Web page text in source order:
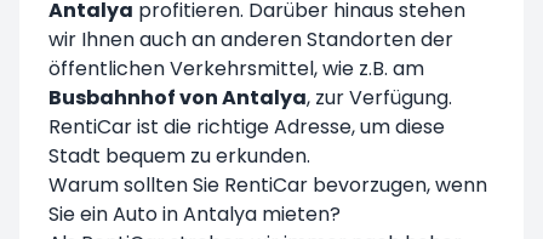
Antalya profitieren. Darüber hinaus stehen
wir Ihnen auch an anderen Standorten der
öffentlichen Verkehrsmittel, wie z.B. am
Busbahnhof von Antalya, zur Verfügung.
RentiCar ist die richtige Adresse, um diese
Stadt bequem zu erkunden.
Warum sollten Sie RentiCar bevorzugen, wenn
Sie ein Auto in Antalya mieten?